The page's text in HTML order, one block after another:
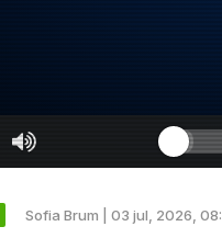
Sofia Brum | 03 jul, 2026,